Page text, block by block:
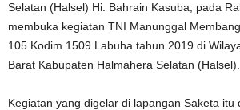
Selatan (Halsel) Hi. Bahrain Kasuba, pada
membuka kegiatan TNI Manunggal
105 Kodim 1509 Labuha tahun 2019 di
Barat Kabupaten Halmahera Selatan (Halsel).
Kegiatan yang digelar di lapangan Saketa itu